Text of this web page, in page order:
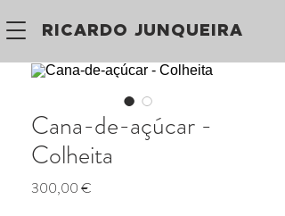
RICARDO JUNQUEIRA
Cana-de-açúcar -
Colheita
300,00 €